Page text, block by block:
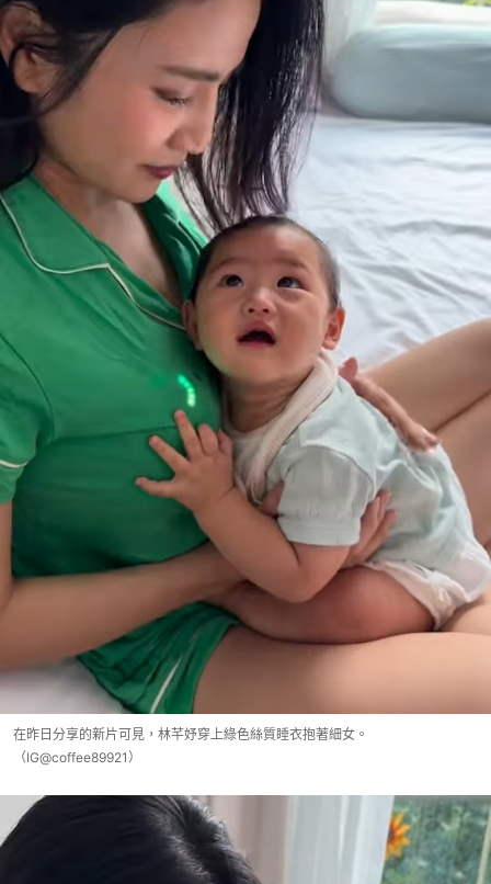
在昨日分享的新片可見，林芊妤穿上綠色絲質睡衣抱著細女。
（IG@coffee89921）